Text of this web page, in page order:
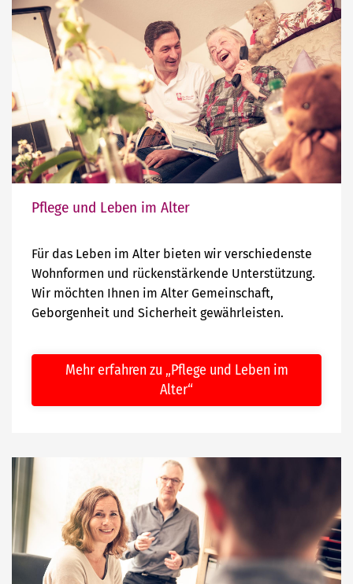
Pflege und Leben im Alter
Für das Leben im Alter bieten wir verschiedenste
Wohnformen und rückenstärkende Unterstützung.
Wir möchten Ihnen im Alter Gemeinschaft,
Geborgenheit und Sicherheit gewährleisten.
Mehr erfahren zu „Pflege und Leben im
Alter“